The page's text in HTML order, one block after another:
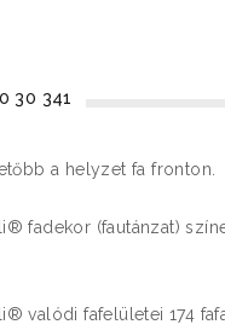
30 341
a helyzet fa fronton.
fadekor (fautánzat)
valódi fafelületei 174